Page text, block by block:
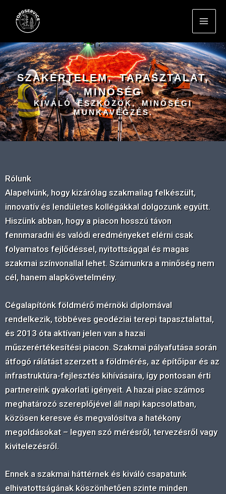
content
SZAKÉRTELEM, TAPASZTALAT,
MINŐSÉG
KIVÁLÓ ESZKÖZÖK, MINŐSÉGI
MUNKAVÉGZÉS.
Rólunk
Alapelvünk, hogy kizárólag szakmailag felkészült,
innovatív és lendületes kollégákkal dolgozunk együtt.
Hiszünk abban, hogy a piacon hosszú távon
fennmaradni és valódi eredményeket elérni csak
folyamatos fejlődéssel, nyitottsággal és magas
szakmai színvonallal lehet. Számunkra a minőség nem
cél, hanem alapkövetelmény.
Cégalapítónk földmérő mérnöki diplomával
rendelkezik, többéves geodéziai terepi tapasztalattal,
és 2013 óta aktívan jelen van a hazai
műszerértékesítési piacon. Szakmai pályafutása során
átfogó rálátást szerzett a földmérés, az építőipar és az
infrastruktúra-fejlesztés kihívásaira, így pontosan érti
partnereink gyakorlati igényeit. A hazai piac számos
meghatározó szereplőjével áll napi kapcsolatban,
közösen keresve és megvalósítva a hatékony
megoldásokat – legyen szó mérésről, tervezésről vagy
kivitelezésről.
Ennek a szakmai háttérnek és kiváló csapatunk
elhivatottságának köszönhetően szinte minden